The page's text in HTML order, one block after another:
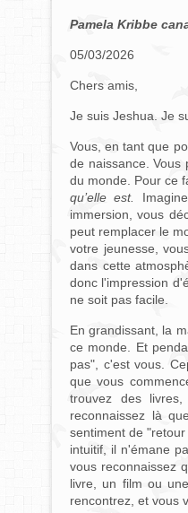
Pamela Kribbe
05/03/2026
Chers amis,
Je suis Jeshua. Je
Vous, en tant que
de naissance. Vous
du monde. Pour ce
qu’elle est.
immersion, vous
peut remplacer le
votre jeunesse,
dans cette
donc l'impression
ne soit pas facile.
En grandissant, la
ce monde. Et
pas", c'est vous.
que vous
trouvez des
reconnaissez là
sentiment de
intuitif, il n'émane
vous reconnaissez
livre, un film ou
rencontrez, et vous